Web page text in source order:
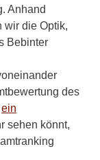
Anhand
wir die Optik,
Bebinter
des
ein
sehen könnt,